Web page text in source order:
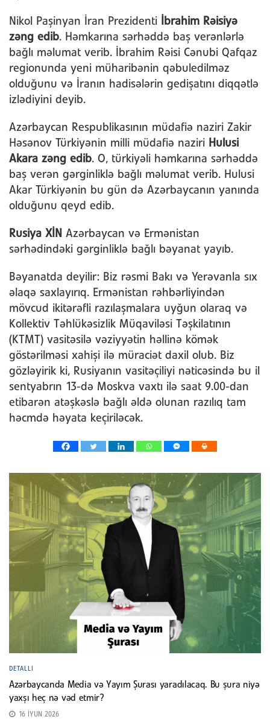
Nikol Paşinyan İran Prezidenti
İbrahim Rəisiyə
zəng edib. Həmkarına sərhəddə baş verənlərlə
bağlı məlumat verib. İbrahim Rəisi Cənubi Qafqaz
regionunda yeni müharibənin qəbuledilməz
olduğunu və İranın hadisələrin gedişatını diqqətlə
izlədiyini deyib.
Azərbaycan Respublikasının müdafiə naziri Zakir
Həsənov Türkiyənin milli müdafiə naziri Hulusi
Akara zəng edib. O, türkiyəli həmkarına sərhəddə
baş verən gərginliklə bağlı məlumat verib. Hulusi
Akar Türkiyənin bu gün də Azərbaycanın yanında
olduğunu qeyd edib.
Rusiya XİN Azərbaycan və Ermənistan
sərhədindəki gərginliklə bağlı bəyanat yayıb.
Bəyanatda deyilir: Biz rəsmi Bakı və Yerəvanla sıx
əlaqə saxlayırıq. Ermənistan rəhbərliyindən
mövcud ikitərəfli razılaşmalara uyğun olaraq və
Kollektiv Təhlükəsizlik Müqaviləsi Təşkilatının
(KTMT) vasitəsilə vəziyyətin həllinə kömək
göstərilməsi xahişi ilə müraciət daxil olub. Biz
gözləyirik ki, Rusiyanın vasitəçiliyi nəticəsində bu il
sentyabrın 13-də Moskva vaxtı ilə saat 9.00-dan
etibarən atəşkəslə bağlı əldə olunan razılıq tam
həcmdə həyata keçiriləcək.
DETALLI
Azərbaycanda Media və Yayım Şurası yaradılacaq. Bu şura niyə
yaxşı heç nə vəd etmir?
16 İYUN 2026